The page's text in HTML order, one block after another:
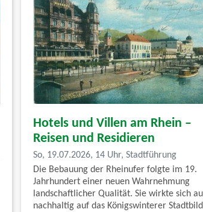
Hotels und Villen am Rhein –
Reisen und Residieren
So, 19.07.2026, 14 Uhr, Stadtführung
Die Bebauung der Rheinufer folgte im 19.
Jahrhundert einer neuen Wahrnehmung
landschaftlicher Qualität. Sie wirkte sich
nachhaltig auf das Königswinterer